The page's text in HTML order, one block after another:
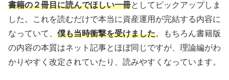
書籍の２冊目に読んでほしい一冊としてピックアップしま
した。これを読むだけで本当に資産運用が完結する内容に
なっていて、 僕も当時衝撃を受けました。もちろん書籍版
の内容の本質はネット記事とほぼ同じですが、理論編がわ
かりやすく改定されていたり、読みやすくなっています。